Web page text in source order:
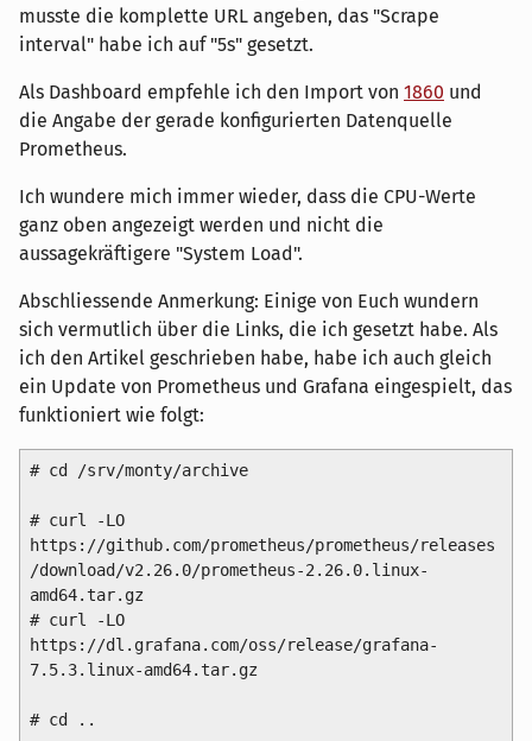
musste die komplette URL angeben, das "Scrape
interval" habe ich auf "5s" gesetzt.
Als Dashboard empfehle ich den Import von 1860 und
die Angabe der gerade konfigurierten Datenquelle
Prometheus.
Ich wundere mich immer wieder, dass die CPU-Werte
ganz oben angezeigt werden und nicht die
aussagekräftigere "System Load".
Abschliessende Anmerkung: Einige von Euch wundern
sich vermutlich über die Links, die ich gesetzt habe. Als
ich den Artikel geschrieben habe, habe ich auch gleich
ein Update von Prometheus und Grafana eingespielt, das
funktioniert wie folgt:
# cd /srv/monty/archive
# curl -LO
https://github.com/prometheus/prometheus/releases
/download/v2.26.0/prometheus-2.26.0.linux-
amd64.tar.gz
# curl -LO
https://dl.grafana.com/oss/release/grafana-
7.5.3.linux-amd64.tar.gz
# cd ..